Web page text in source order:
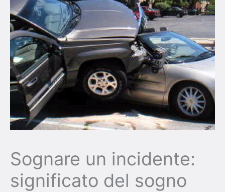
Sognare un incidente:
significato del sogno